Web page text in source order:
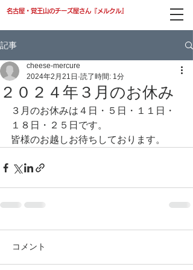
名古屋・覚王山のチーズ屋さん『メルクル』
記事
２０２４年３月のお休み
cheese-mercure
2024年2月21日 読了時間: 1分
３月のお休みは４日・５日・１１日・
１８日・２５日です。
皆様のお越しお待ちしております。
コメント